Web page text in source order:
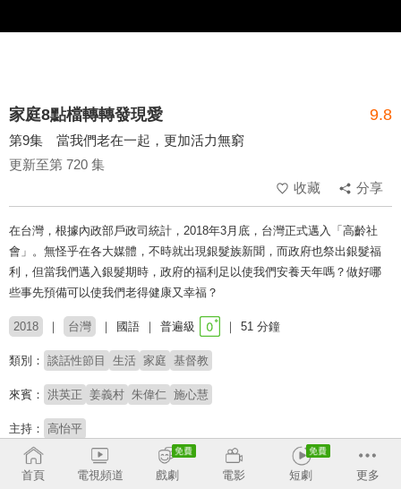
家庭8點檔轉轉發現愛 9.8
第9集 當我們老在一起，更加活力無窮
更新至第 720 集
收藏
分享
在台灣，根據內政部戶政司統計，2018年3月底，台灣正式邁入「高齡社
會」。無怪乎在各大媒體，不時就出現銀髮族新聞，而政府也祭出銀髮福
利，但當我們邁入銀髮期時，政府的福利足以使我們安養天年嗎？做好哪
些事先預備可以使我們老得健康又幸福？
2018 台灣 國語 普遍級 51 分鐘
類別： 談話性節目 生活 家庭 基督教
來賓： 洪英正 姜義村 朱偉仁 施心慧
主持： 高怡平
榮獲2020年第55屆金鐘獎電視金鐘獎生活風格節目主持
首頁 電視頻道 戲劇 電影 短劇 更多